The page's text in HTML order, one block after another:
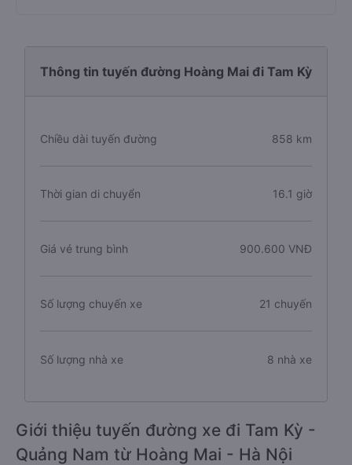
Thông tin tuyến đường Hoàng Mai đi Tam Kỳ
Chiều dài tuyến đường 858 km
Thời gian di chuyển 16.1 giờ
Giá vé trung bình 900.600 VNĐ
Số lượng chuyến xe 21 chuyến
Số lượng nhà xe 8 nhà xe
Giới thiệu tuyến đường xe đi Tam Kỳ -
Quảng Nam từ Hoàng Mai - Hà Nội